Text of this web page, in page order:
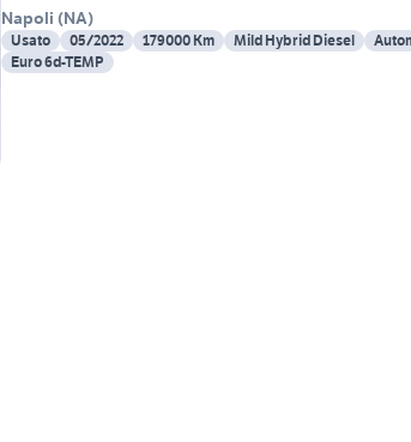
Napoli (NA)
Usato 05/2022 179000 Km Mild Hybrid Diesel
Euro 6d-TEMP